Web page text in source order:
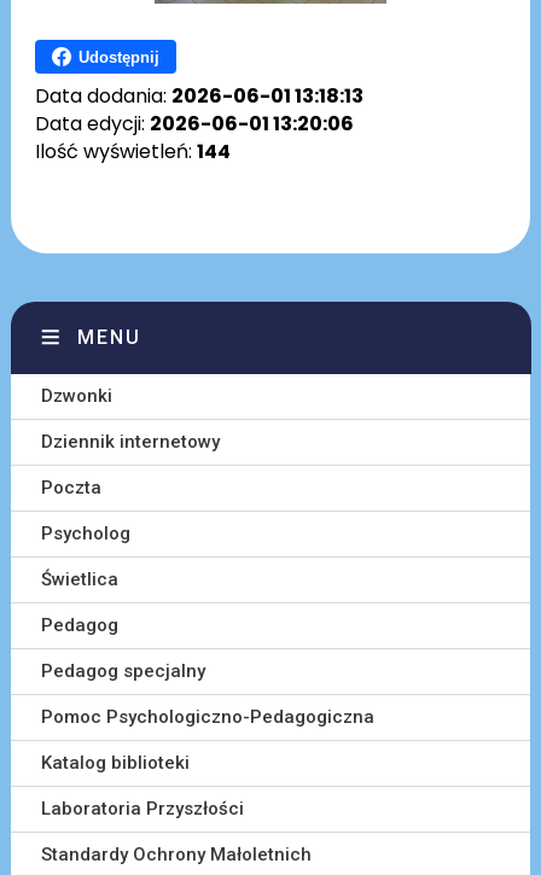
Udostępnij
Data dodania: 2026-06-01 13:18:13
Data edycji: 2026-06-01 13:20:06
Ilość wyświetleń: 144
MENU
Dzwonki
Dziennik internetowy
Poczta
Psycholog
Świetlica
Pedagog
Pedagog specjalny
Pomoc Psychologiczno-Pedagogiczna
Katalog biblioteki
Laboratoria Przyszłości
Standardy Ochrony Małoletnich